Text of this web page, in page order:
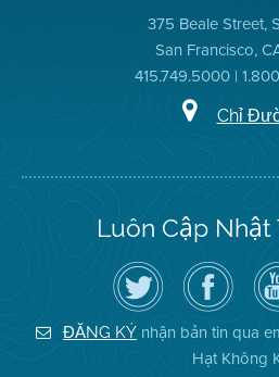
375 Beale Street,
San Francisco,
415.749.5000 |
Chỉ
Luôn Cập Nhật
Hãy
theo
dõi
Địa
Hạt
Không
Truy
cập
Trang
Facebook
của
Địa
Hạt
ĐĂNG KÝ nhận bản tin qua
Hạt Không